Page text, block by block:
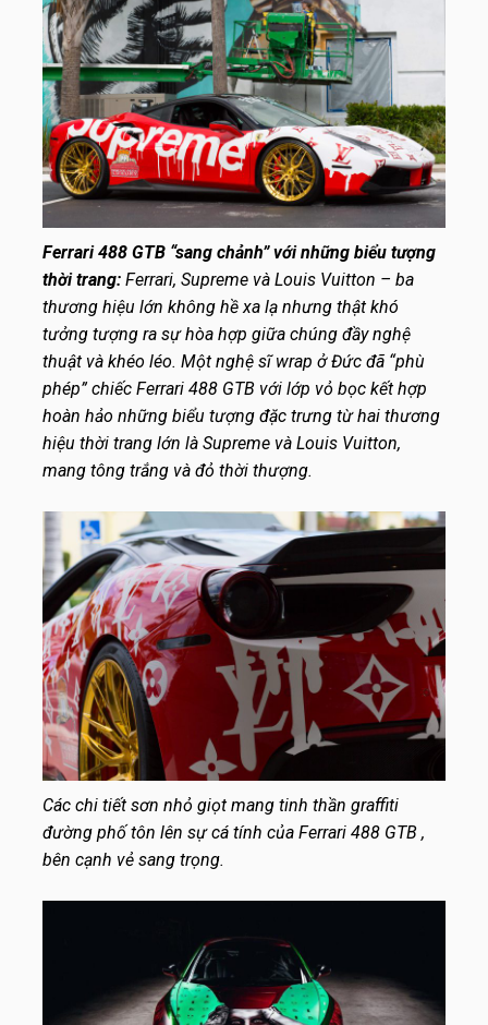
Ferrari 488 GTB “sang chảnh” với những biểu tượng
thời trang: Ferrari, Supreme và Louis Vuitton – ba
thương hiệu lớn không hề xa lạ nhưng thật khó
tưởng tượng ra sự hòa hợp giữa chúng đầy nghệ
thuật và khéo léo. Một nghệ sĩ wrap ở Đức đã “phù
phép” chiếc Ferrari 488 GTB với lớp vỏ bọc kết hợp
hoàn hảo những biểu tượng đặc trưng từ hai thương
hiệu thời trang lớn là Supreme và Louis Vuitton,
mang tông trắng và đỏ thời thượng.
Các chi tiết sơn nhỏ giọt mang tinh thần graffiti
đường phố tôn lên sự cá tính của Ferrari 488 GTB ,
bên cạnh vẻ sang trọng.